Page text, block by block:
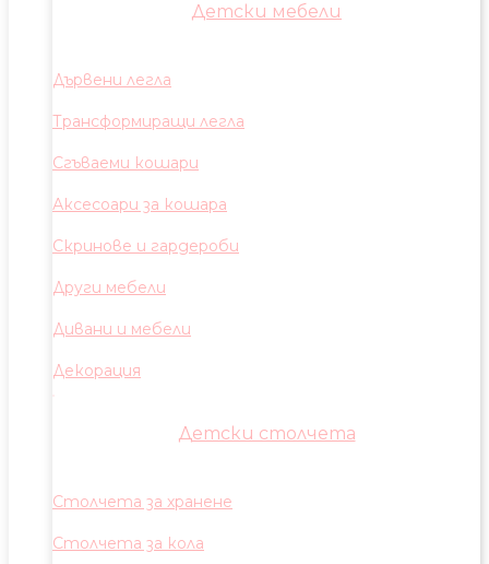
Детски мебели
Дървени легла
Трансформиращи легла
Сгъваеми кошари
Аксесоари за кошара
Скринове и гардероби
Други мебели
Дивани и мебели
Декорация
Детски столчета
Столчета за хранене
Столчета за кола